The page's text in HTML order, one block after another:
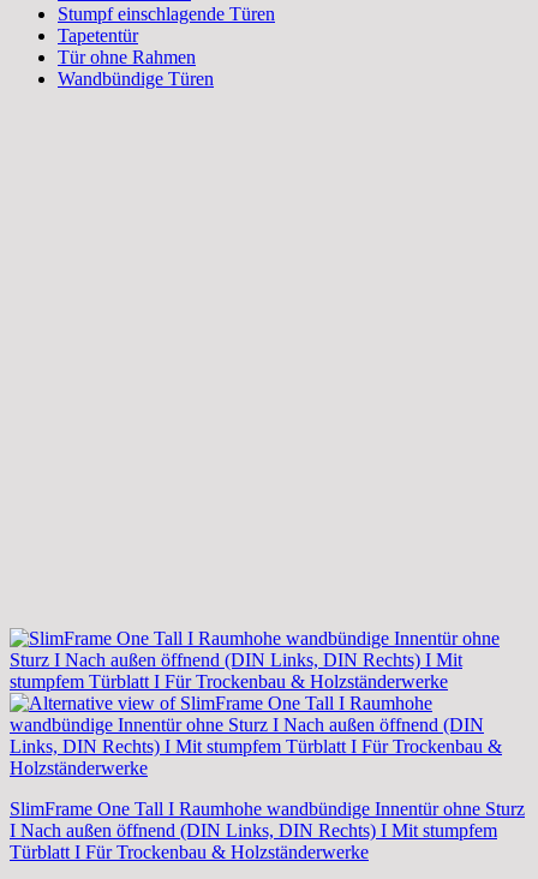
Stumpf einschlagende Türen
Tapetentür
Tür ohne Rahmen
Wandbündige Türen
SlimFrame One Tall I Raumhohe wandbündige Innentür ohne Sturz
I Nach außen öffnend (DIN Links, DIN Rechts) I Mit stumpfem
Türblatt I Für Trockenbau & Holzständerwerke